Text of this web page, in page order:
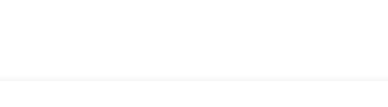
senza complicazioni.